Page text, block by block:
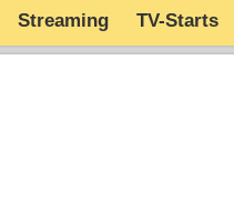
Streaming TV-Starts